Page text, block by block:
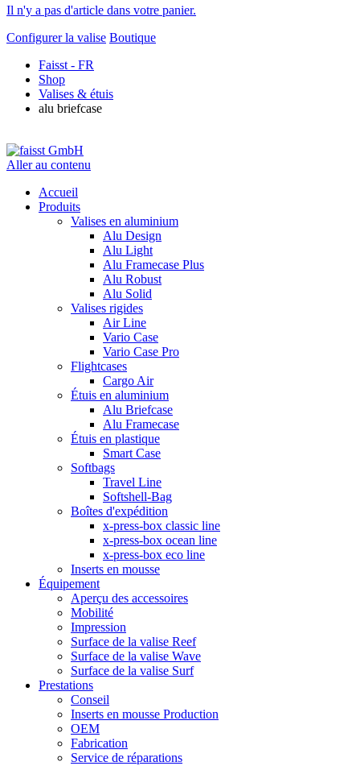
Il n'y a pas d'article dans votre panier.
Configurer la valise Boutique
Faisst - FR
Shop
Valises & étuis
alu briefcase
Aller au contenu
Accueil
Produits
Valises en aluminium
Alu Design
Alu Light
Alu Framecase Plus
Alu Robust
Alu Solid
Valises rigides
Air Line
Vario Case
Vario Case Pro
Flightcases
Cargo Air
Étuis en aluminium
Alu Briefcase
Alu Framecase
Étuis en plastique
Smart Case
Softbags
Travel Line
Softshell-Bag
Boîtes d'expédition
x-press-box classic line
x-press-box ocean line
x-press-box eco line
Inserts en mousse
Équipement
Aperçu des accessoires
Mobilité
Impression
Surface de la valise Reef
Surface de la valise Wave
Surface de la valise Surf
Prestations
Conseil
Inserts en mousse Production
OEM
Fabrication
Service de réparations